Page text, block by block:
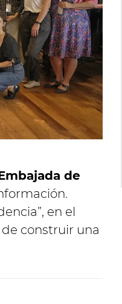
de
en el
construir una